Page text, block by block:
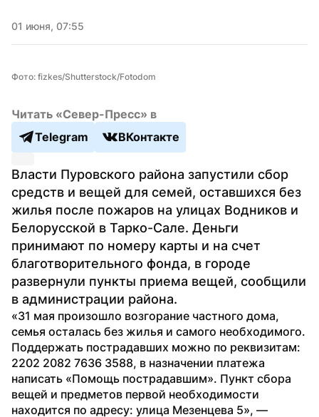
01 июня, 07:55
Фото: fizkes/Shutterstock/Fotodom
Читать «Север-Пресс» в
Telegram
ВКонтакте
Власти Пуровского района запустили сбор
средств и вещей для семей, оставшихся без
жилья после пожаров на улицах Водников и
Белорусской в Тарко-Сале. Деньги
принимают по номеру карты и на счет
благотворительного фонда, в городе
развернули пункты приема вещей, сообщили
в администрации района.
«31 мая произошло возгорание частного дома,
семья осталась без жилья и самого необходимого.
Поддержать пострадавших можно по реквизитам:
2202 2082 7636 3588, в назначении платежа
написать «Помощь пострадавшим». Пункт сбора
вещей и предметов первой необходимости